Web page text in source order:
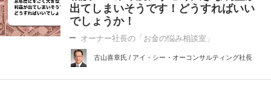
出てしまいそうです！どうすればいい
でしょうか！
オーナー社長の「お金の悩み相談室」
古山喜章氏 / アイ・シー・オーコンサルティング社長